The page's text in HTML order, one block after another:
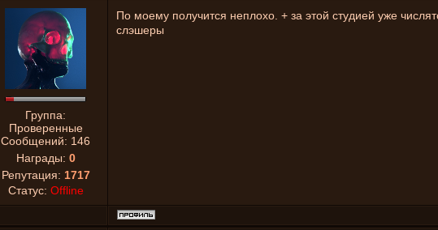
Группа:
Проверенные
Сообщений: 146
Награды: 0
Репутация: 1717
Статус: Offline
По моему получится неплохо. + за этой студией уже
слэшеры